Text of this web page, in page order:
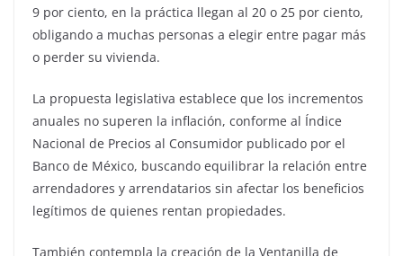
9 por ciento, en la práctica llegan al 20 o 25 por ciento,
obligando a muchas personas a elegir entre pagar más
o perder su vivienda.
La propuesta legislativa establece que los incrementos
anuales no superen la inflación, conforme al Índice
Nacional de Precios al Consumidor publicado por el
Banco de México, buscando equilibrar la relación entre
arrendadores y arrendatarios sin afectar los beneficios
legítimos de quienes rentan propiedades.
También contempla la creación de la Ventanilla de